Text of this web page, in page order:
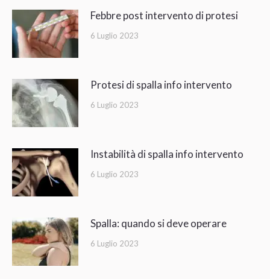
Febbre post intervento di protesi
6 Luglio 2023
Protesi di spalla info intervento
6 Luglio 2023
Instabilità di spalla info intervento
6 Luglio 2023
Spalla: quando si deve operare
6 Luglio 2023